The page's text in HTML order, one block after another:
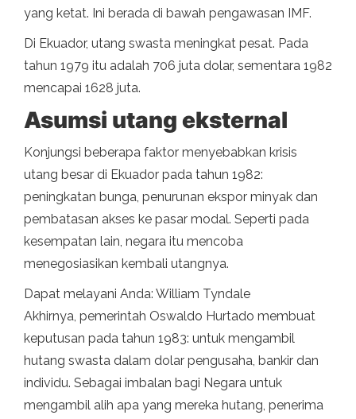
yang ketat. Ini berada di bawah pengawasan IMF.
Di Ekuador, utang swasta meningkat pesat. Pada
tahun 1979 itu adalah 706 juta dolar, sementara 1982
mencapai 1628 juta.
Asumsi utang eksternal
Konjungsi beberapa faktor menyebabkan krisis
utang besar di Ekuador pada tahun 1982:
peningkatan bunga, penurunan ekspor minyak dan
pembatasan akses ke pasar modal. Seperti pada
kesempatan lain, negara itu mencoba
menegosiasikan kembali utangnya.
Dapat melayani Anda: William Tyndale
Akhirnya, pemerintah Oswaldo Hurtado membuat
keputusan pada tahun 1983: untuk mengambil
hutang swasta dalam dolar pengusaha, bankir dan
individu. Sebagai imbalan bagi Negara untuk
mengambil alih apa yang mereka hutang, penerima